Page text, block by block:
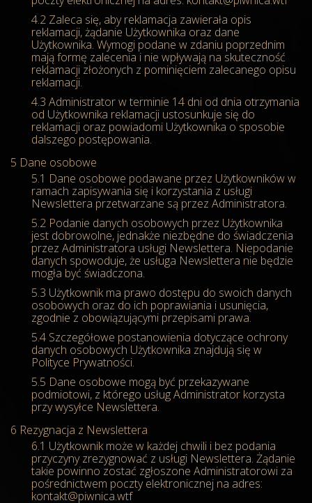
Zaleca się, aby reklamacja zawierała opis
reklamacji, żądanie Użytkownika oraz dane
Użytkownika. Wymogi podane w zdaniu poprzednim
mają formę zalecenia i nie wpływają na skuteczność
reklamacji złożonych z pominięciem zalecanego opisu
reklamacji.
Administrator w terminie 14 dni od dnia otrzymania
od Użytkownika reklamacji ustosunkuje się do
reklamacji oraz powiadomi Użytkownika o sposobie
dalszego postępowania.
Dane osobowe
Dane osobowe podawane przez Użytkowników w
ramach zapisywania się i korzystania z usługi
Newslettera przetwarzane są przez Administratora.
Podanie danych osobowych przez Użytkownika
jest dobrowolne, jednakże niezbędne do świadczenia
przez Administratora usługi Newslettera. Niepodanie
danych spowoduje, że usługa Newslettera nie będzie
mogła być świadczona.
Użytkownik ma prawo dostępu do swoich danych
osobowych oraz do ich poprawiania i usunięcia,
zgodnie z obowiązującymi przepisami prawa.
Szczegółowe postanowienia dotyczące ochrony
danych osobowych Użytkownika znajdują się w
Polityce Prywatności.
Dane osobowe mogą być przekazywane
podmiotowi, z którego usług Administrator korzysta
przy wysyłce Newslettera.
Rezygnacja z Newslettera
Użytkownik może w każdej chwili i bez podania
przyczyny zrezygnować z usługi Newslettera. Żądanie
takie powinno zostać zgłoszone Administratorowi za
pośrednictwem poczty elektronicznej na adres:
kontakt@piwnica.wtf